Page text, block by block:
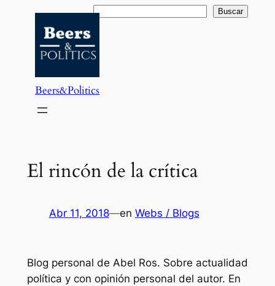
contenido
Buscar Buscar
Beers&Politics
El rincón de la crítica
Abr 11, 2018—en Webs / Blogs
Blog personal de Abel Ros. Sobre actualidad
política y con opinión personal del autor. En